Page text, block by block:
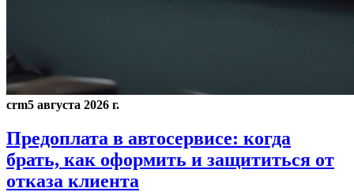
crm5 августа 2026 г.
Предоплата в автосервисе: когда
брать, как оформить и защититься от
отказа клиента